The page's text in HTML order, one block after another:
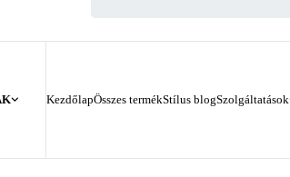
KezdőlapÖsszes termékStílus blogSzolgáltatások